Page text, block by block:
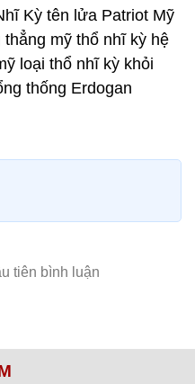
Kỳ tên lửa Patriot Mỹ
mỹ thổ nhĩ kỳ hệ
loại thổ nhĩ kỳ khỏi
thống Erdogan